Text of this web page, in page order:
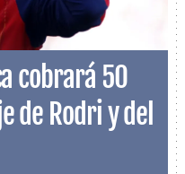
cobrará 50
de Rodri y del